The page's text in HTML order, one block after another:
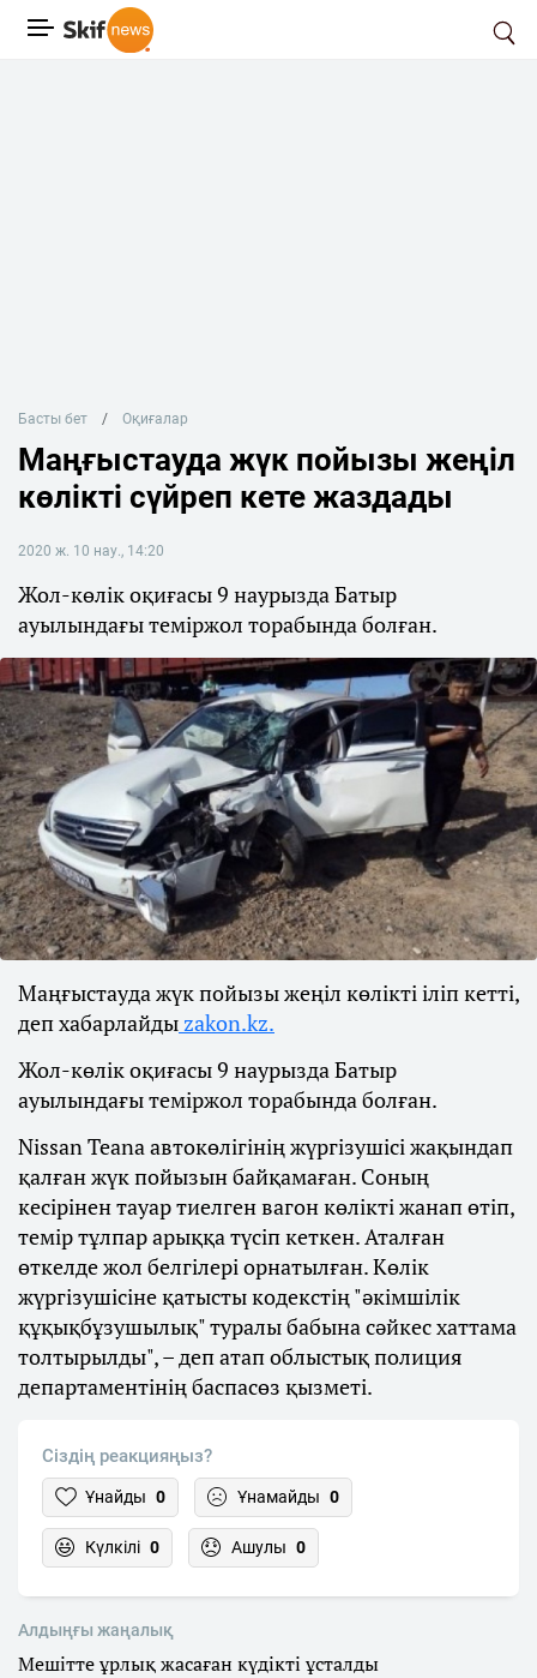
Басты бет Оқиғалар
Маңғыстауда жүк пойызы жеңіл
көлікті сүйреп кете жаздады
2020 ж. 10 нау., 14:20
Жол-көлік оқиғасы 9 наурызда Батыр
ауылындағы теміржол торабында болған.
Маңғыстауда жүк пойызы жеңіл көлікті іліп кетті,
деп хабарлайдыzakon.kz.
Жол-көлік оқиғасы 9 наурызда Батыр
ауылындағы теміржол торабында болған.
Nissan Teana автокөлігінің жүргізушісі жақындап
қалған жүк пойызын байқамаған. Соның
кесірінен тауар тиелген вагон көлікті жанап өтіп,
темір тұлпар арыққа түсіп кеткен. Аталған
өткелде жол белгілері орнатылған. Көлік
жүргізушісіне қатысты кодекстің "әкімшілік
құқықбұзушылық" туралы бабына сәйкес хаттама
толтырылды", – деп атап облыстық полиция
департаментінің баспасөз қызметі.
Сіздің реакцияңыз?
Ұнайды 0 Ұнамайды 0
Күлкілі 0 Ашулы 0
Алдыңғы жаңалық
Мешітте ұрлық жасаған күдікті ұсталды